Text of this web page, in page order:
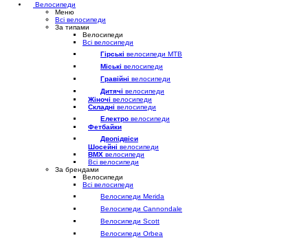
Велосипеди
Меню
Всі велосипеди
За типами
Велосипеди
Всі велосипеди
Гірські велосипеди MTB
Міські велосипеди
Гравійні велосипеди
Дитячі велосипеди
Жіночі велосипеди
Складні велосипеди
Електро велосипеди
Фетбайки
Двопідвіси
Шосейні велосипеди
BMX велосипеди
Всі велосипеди
За брендами
Велосипеди
Всі велосипеди
Велосипеди Merida
Велосипеди Cannondale
Велосипеди Scott
Велосипеди Orbea